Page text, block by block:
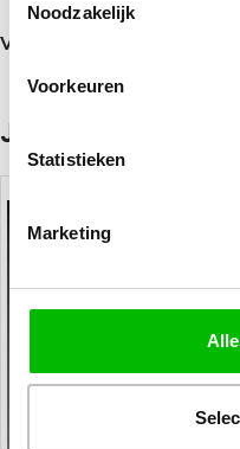
Noodzakelijk
Voorkeuren
Statistieken
Marketing
Verzending
Je zou ook